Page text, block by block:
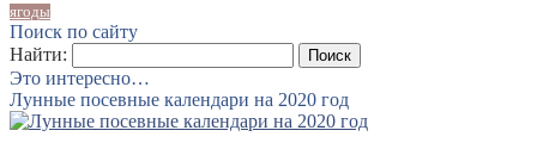
ягоды
Поиск по сайту
Найти:
Это интересно…
Лунные посевные календари на 2020 год